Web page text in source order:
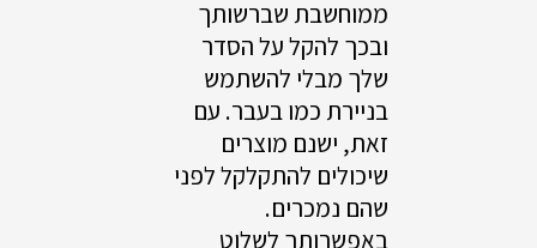
ממוחשבת שברשותך
ובכך להקל על הסדר
שלך מבלי להשתמש
בניירת כמו בעבר. עם
זאת, ישנם מוצרים
שיכולים להתקלקל לפני
שהם נמכרים.
באפשרותך לשלוט